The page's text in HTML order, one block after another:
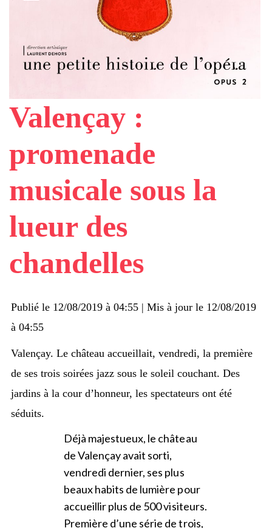
Valençay :
promenade
musicale sous la
lueur des
chandelles
Publié le 12/08/2019 à 04:55 | Mis à jour le 12/08/2019
à 04:55
Valençay. Le château accueillait, vendredi, la première
de ses trois soirées jazz sous le soleil couchant. Des
jardins à la cour d’honneur, les spectateurs ont été
séduits.
Déjà majestueux, le château
de Valençay avait sorti,
vendredi dernier, ses plus
beaux habits de lumière pour
accueillir plus de 500 visiteurs.
Première d’une série de trois,